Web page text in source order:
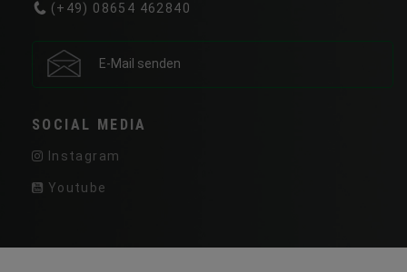
(+49) 08654 462840
E-Mail senden
SOCIAL MEDIA
Instagram
Youtube